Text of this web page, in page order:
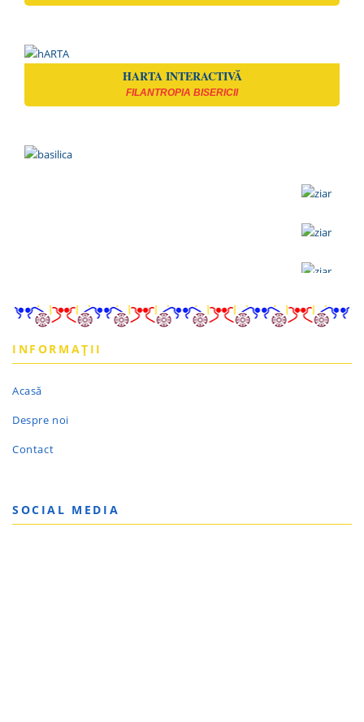
HARTA INTERACTIVĂ
FILANTROPIA BISERICII
INFORMAȚII
Acasă
Despre noi
Contact
SOCIAL MEDIA